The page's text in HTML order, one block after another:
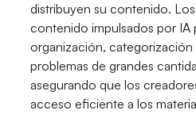
distribuyen su contenido.
contenido impulsados por IA
organización,
problemas de grandes
asegurando que los
acceso eficiente a los